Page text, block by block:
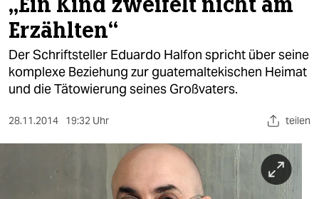
politik
öko
gesellschaft
sport
Erzählten“
Der Schriftsteller Eduardo Halfon spricht über seine
komplexe Beziehung zur guatemaltekischen Heimat
und die Tätowierung seines Großvaters.
28.11.2014 19:32 Uhr teilen